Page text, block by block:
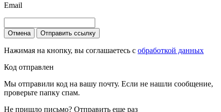
Email
Отмена Отправить ссылку
Нажимая на кнопку, вы соглашаетесь с обработкой данных
Код отправлен
Мы отправили код на вашу почту. Если не нашли сообщение,
проверьте папку спам.
Не пришло письмо? Отправить еще раз